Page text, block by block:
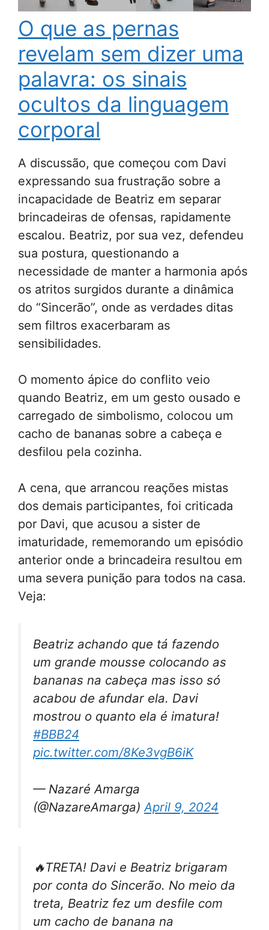
O que as pernas
revelam sem dizer uma
palavra: os sinais
ocultos da linguagem
corporal
A discussão, que começou com Davi
expressando sua frustração sobre a
incapacidade de Beatriz em separar
brincadeiras de ofensas, rapidamente
escalou. Beatriz, por sua vez, defendeu
sua postura, questionando a
necessidade de manter a harmonia após
os atritos surgidos durante a dinâmica
do “Sincerão”, onde as verdades ditas
sem filtros exacerbaram as
sensibilidades.
O momento ápice do conflito veio
quando Beatriz, em um gesto ousado e
carregado de simbolismo, colocou um
cacho de bananas sobre a cabeça e
desfilou pela cozinha.
A cena, que arrancou reações mistas
dos demais participantes, foi criticada
por Davi, que acusou a sister de
imaturidade, rememorando um episódio
anterior onde a brincadeira resultou em
uma severa punição para todos na casa.
Veja:
Beatriz achando que tá fazendo
um grande mousse colocando as
bananas na cabeça mas isso só
acabou de afundar ela. Davi
mostrou o quanto ela é imatura!
#BBB24
pic.twitter.com/8Ke3vgB6iK
— Nazaré Amarga
(@NazareAmarga) April 9, 2024
🔥TRETA! Davi e Beatriz brigaram
por conta do Sincerão. No meio da
treta, Beatriz fez um desfile com
um cacho de banana na